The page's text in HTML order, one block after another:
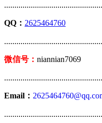
QQ： 2625464760
微信号： niannian7069
Email：